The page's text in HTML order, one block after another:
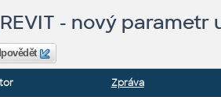
REVIT - nový parametr
Zpráva